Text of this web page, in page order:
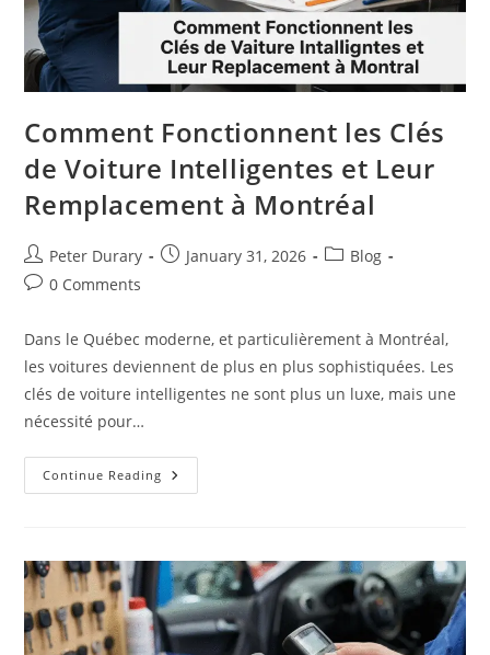
Comment Fonctionnent les Clés
de Voiture Intelligentes et Leur
Remplacement à Montréal
Post
author:
Peter Durary
PostJanuary 31, 2026
PostBlog
Post0 Comments
Dans le Québec moderne, et particulièrement à Montréal,
les voitures deviennent de plus en plus sophistiquées. Les
clés de voiture intelligentes ne sont plus un luxe, mais une
nécessité pour…
Continue Reading Comment
Fonctionnent
Intelligentes
Et
Leur
Remplacement
À
Montréal